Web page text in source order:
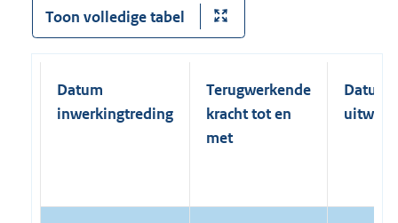
Toon volledige tabel
Datum
inwerkingtreding
Terugwerkende
kracht tot en
met
Datum